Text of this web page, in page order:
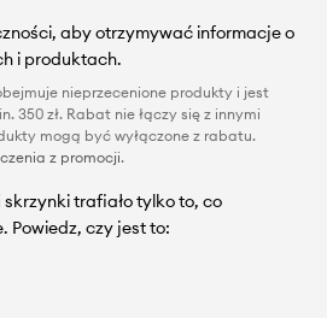
aby otrzymywać informacje o
i produktach.
nieprzecenione produkty i jest
350 zł. Rabat nie łączy się z innymi
mogą być wyłączone z rabatu.
z promocji.
trafiało tylko to, co
Powiedz, czy jest to: